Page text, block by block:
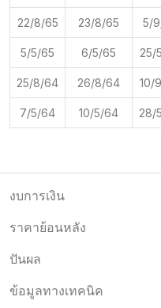
22/8/65 23/8/65 5/
5/5/65 6/5/65 25/
25/8/64 26/8/64 10/
7/5/64 10/5/64 28/
งบการเงิน
ราคาย้อนหลัง
ปันผล
ข้อมูลทางเทคนิค